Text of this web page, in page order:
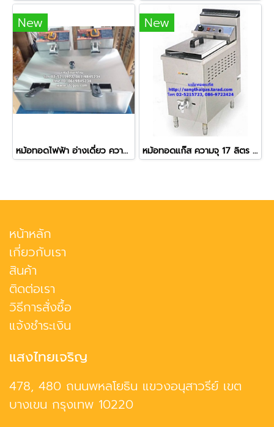
New
หม้อทอดไฟฟ้า อ่างเดี่ยว ความจุ 12 ลิตร ยี่ห้อเวอร์รี่ รุ่น HY-83
New
หม้อทอดแก๊ส ความจุ 17 ลิตร ควบคุมอุณหภูมิได้
หน้าหลัก
เกี่ยวกับเรา
สินค้า
ติดต่อเรา
วิธีการสั่งซื้อ
แจ้งชำระเงิน
แสงไทยเจริญ
478, 480 ถนนพหลโยธิน แขวงอนุสาวรีย์ เขต
บางเขน กรุงเทพ 10220